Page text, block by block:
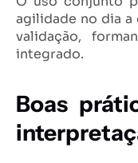
agilidade no dia a
validação,
integrado.
Boas